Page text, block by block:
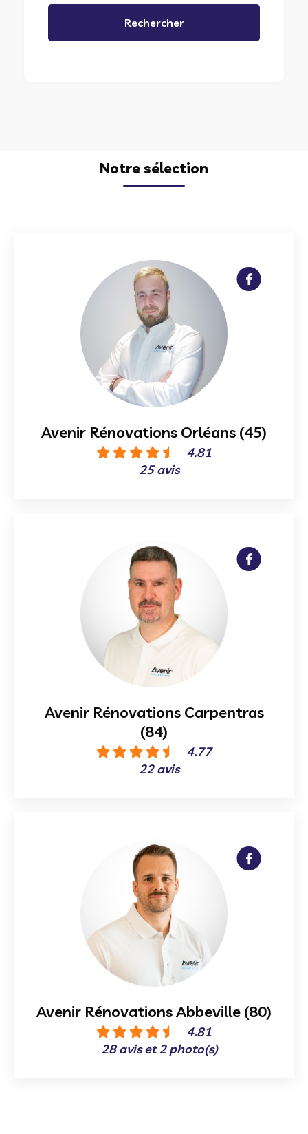
Rechercher
Notre sélection
Avenir Rénovations Orléans (45)
4.81
25 avis
Avenir Rénovations Carpentras
(84)
4.77
22 avis
Avenir Rénovations Abbeville (80)
4.81
28 avis et 2 photo(s)